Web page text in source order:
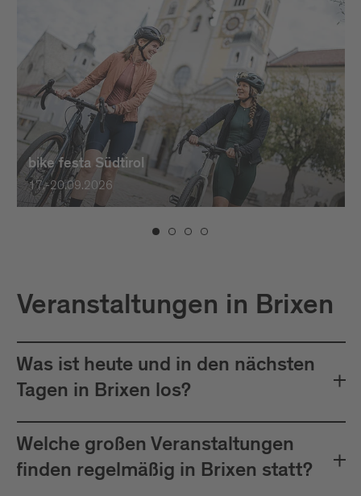
bike festa Südtirol
17.-20.09.2026
Veranstaltungen in Brixen
Was ist heute und in den nächsten
Tagen in Brixen los?
Welche großen Veranstaltungen
finden regelmäßig in Brixen statt?